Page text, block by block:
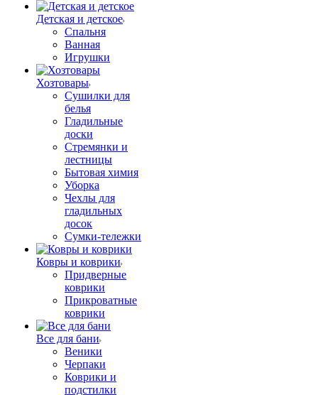
Детская и детское
Спальня
Ванная
Игрушки
Хозтовары
Сушилки для
белья
Гладильные
доски
Стремянки и
лестницы
Бытовая химия
Уборка
Чехлы для
гладильных
досок
Сумки-тележки
Ковры и коврики
Придверные
коврики
Прикроватные
коврики
Все для бани
Веники
Черпаки
Коврики и
подстилки